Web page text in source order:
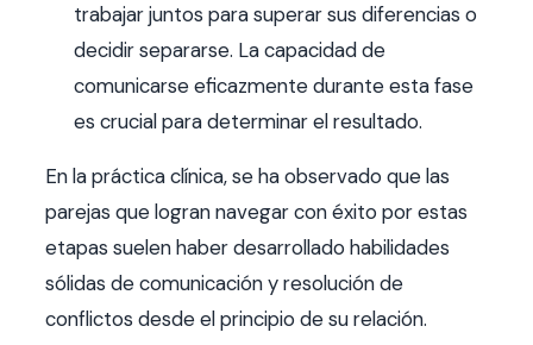
trabajar juntos para superar sus diferencias o
decidir separarse. La capacidad de
comunicarse eficazmente durante esta fase
es crucial para determinar el resultado.
En la práctica clínica, se ha observado que las
parejas que logran navegar con éxito por estas
etapas suelen haber desarrollado habilidades
sólidas de comunicación y resolución de
conflictos desde el principio de su relación.